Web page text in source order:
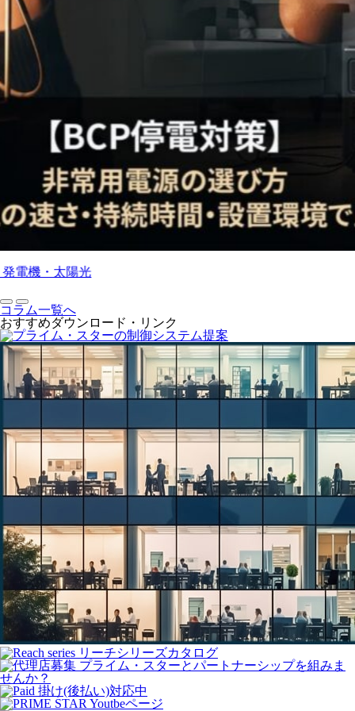
コラム一覧へ
おすすめダウンロード・リンク